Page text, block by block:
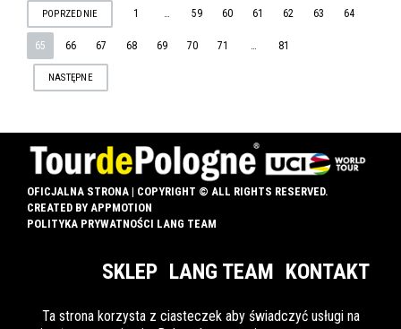
STRONICOWANIE
WPISÓW
POPRZEDNIE 1 … 59 60 61 62 63 64
65 66 67 68 69 70 71 … 81
NASTĘPNE
OFICJALNA STRONA | COPYRIGHT © ALL RIGHTS RESERVED.
CREATED BY APPMOTION
POLITYKA PRYWATNOŚCI LANG TEAM
SKLEP LANG TEAM KONTAKT
Ta strona korzysta z ciasteczek aby świadczyć usługi na